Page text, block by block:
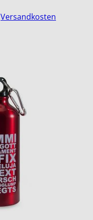
Versandkosten